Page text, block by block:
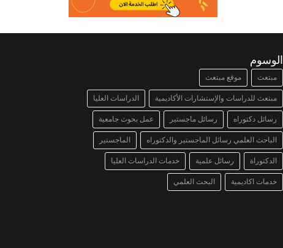
الوسوم
مبتعث موقع مبتعث
مبتعث للدراسات والإستشارات الأكاديمية الدراسات العليا
رسائل دكتوراه رسائل ماجستير عمل بحوث جامعية
الباحث العلمي رسائل الماجستير والدكتوراه الماجستير
الدكتوراة رسائل علمية خدمات الدراسات العليا
خدمات اكاديمية البحث العلمي